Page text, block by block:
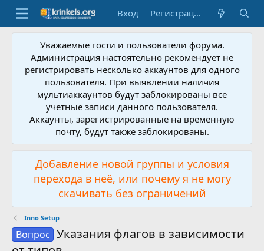
Вход Регистрация
Уважаемые гости и пользователи форума.
Администрация настоятельно рекомендует не
регистрировать несколько аккаунтов для одного
пользователя. При выявлении наличия
мультиаккаунтов будут заблокированы все
учетные записи данного пользователя.
Аккаунты, зарегистрированные на временную
почту, будут также заблокированы.
Добавление новой группы и условия
перехода в неё, или почему я не могу
скачивать без ограничений
Inno Setup
Вопрос Указания флагов в зависимости